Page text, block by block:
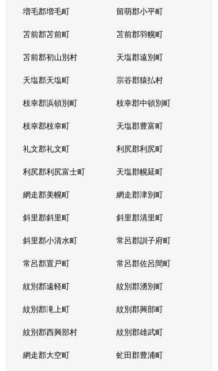
増毛郡増毛町 留萌郡小平町
苫前郡苫前町 苫前郡羽幌町
苫前郡初山別村 天塩郡遠別町
天塩郡天塩町 宗谷郡猿払村
枝幸郡浜頓別町 枝幸郡中頓別町
枝幸郡枝幸町 天塩郡豊富町
礼文郡礼文町 利尻郡利尻町
利尻郡利尻富士町 天塩郡幌延町
網走郡美幌町 網走郡津別町
斜里郡斜里町 斜里郡清里町
斜里郡小清水町 常呂郡訓子府町
常呂郡置戸町 常呂郡佐呂間町
紋別郡遠軽町 紋別郡湧別町
紋別郡滝上町 紋別郡興部町
紋別郡西興部村 紋別郡雄武町
網走郡大空町 虻田郡豊浦町